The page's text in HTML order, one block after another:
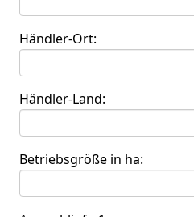
Händler-Ort:
Händler-Land:
Betriebsgröße in ha: